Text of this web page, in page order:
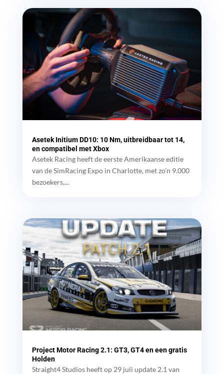
Asetek Initium DD10: 10 Nm, uitbreidbaar tot 14,
en compatibel met Xbox
Asetek Racing heeft de eerste Amerikaanse editie
van de SimRacing Expo in Charlotte, met zo’n 9.000
bezoekers,...
Project Motor Racing 2.1: GT3, GT4 en een gratis
Holden
Straight4 Studios heeft op 29 juli update 2.1 van